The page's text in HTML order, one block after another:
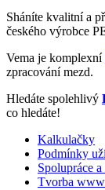
Sháníte kvalitní a
českého výrobce
Vema je komplexní
zpracování mezd.
Hledáte spolehlivý
co hledáte!
Kalkulačky
Podmínky
Spolupráce
Tvorba